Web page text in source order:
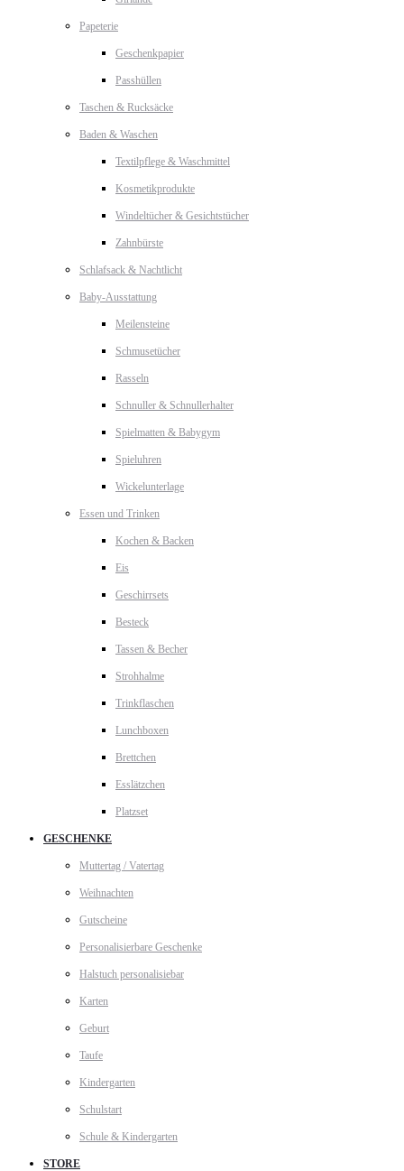
Papeterie
Geschenkpapier
Passhüllen
Taschen & Rucksäcke
Baden & Waschen
Textilpflege & Waschmittel
Kosmetikprodukte
Windeltücher & Gesichtstücher
Zahnbürste
Schlafsack & Nachtlicht
Baby-Ausstattung
Meilensteine
Schmusetücher
Rasseln
Schnuller & Schnullerhalter
Spielmatten & Babygym
Spieluhren
Wickelunterlage
Essen und Trinken
Kochen & Backen
Eis
Geschirrsets
Besteck
Tassen & Becher
Strohhalme
Trinkflaschen
Lunchboxen
Brettchen
Esslätzchen
Platzset
GESCHENKE
Muttertag / Vatertag
Weihnachten
Gutscheine
Personalisierbare Geschenke
Halstuch personalisiebar
Karten
Geburt
Taufe
Kindergarten
Schulstart
Schule & Kindergarten
STORE